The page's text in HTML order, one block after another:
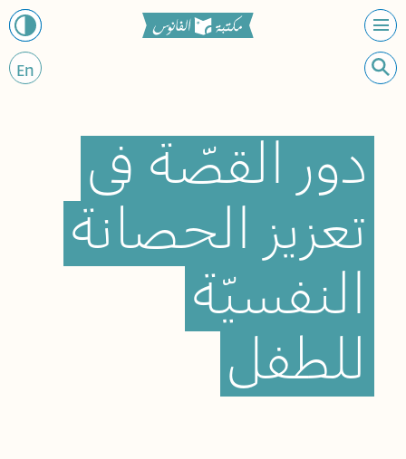
En
دور القصّة في
تعزيز الحصانة
النفسيّة
للطفل